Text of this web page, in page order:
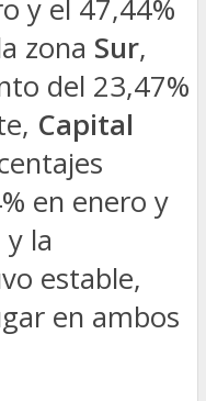
y el 47,44%
zona Sur,
del 23,47%
Capital
en enero y
la
estable,
en ambos